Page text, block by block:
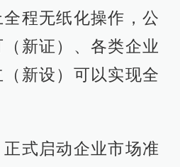
程无纸化操作，公
新证）、各类企业
新设）可以实现全
式启动企业市场准